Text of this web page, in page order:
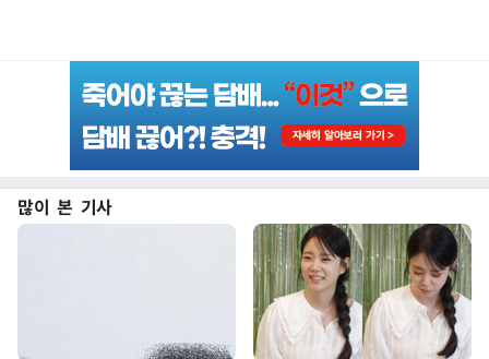
많이 본 기사